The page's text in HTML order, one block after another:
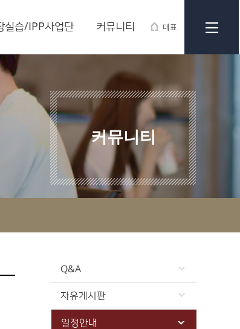
대표
실습/IPP사업단 커뮤니티
커뮤니티
Q&A
자유게시판
일정안내